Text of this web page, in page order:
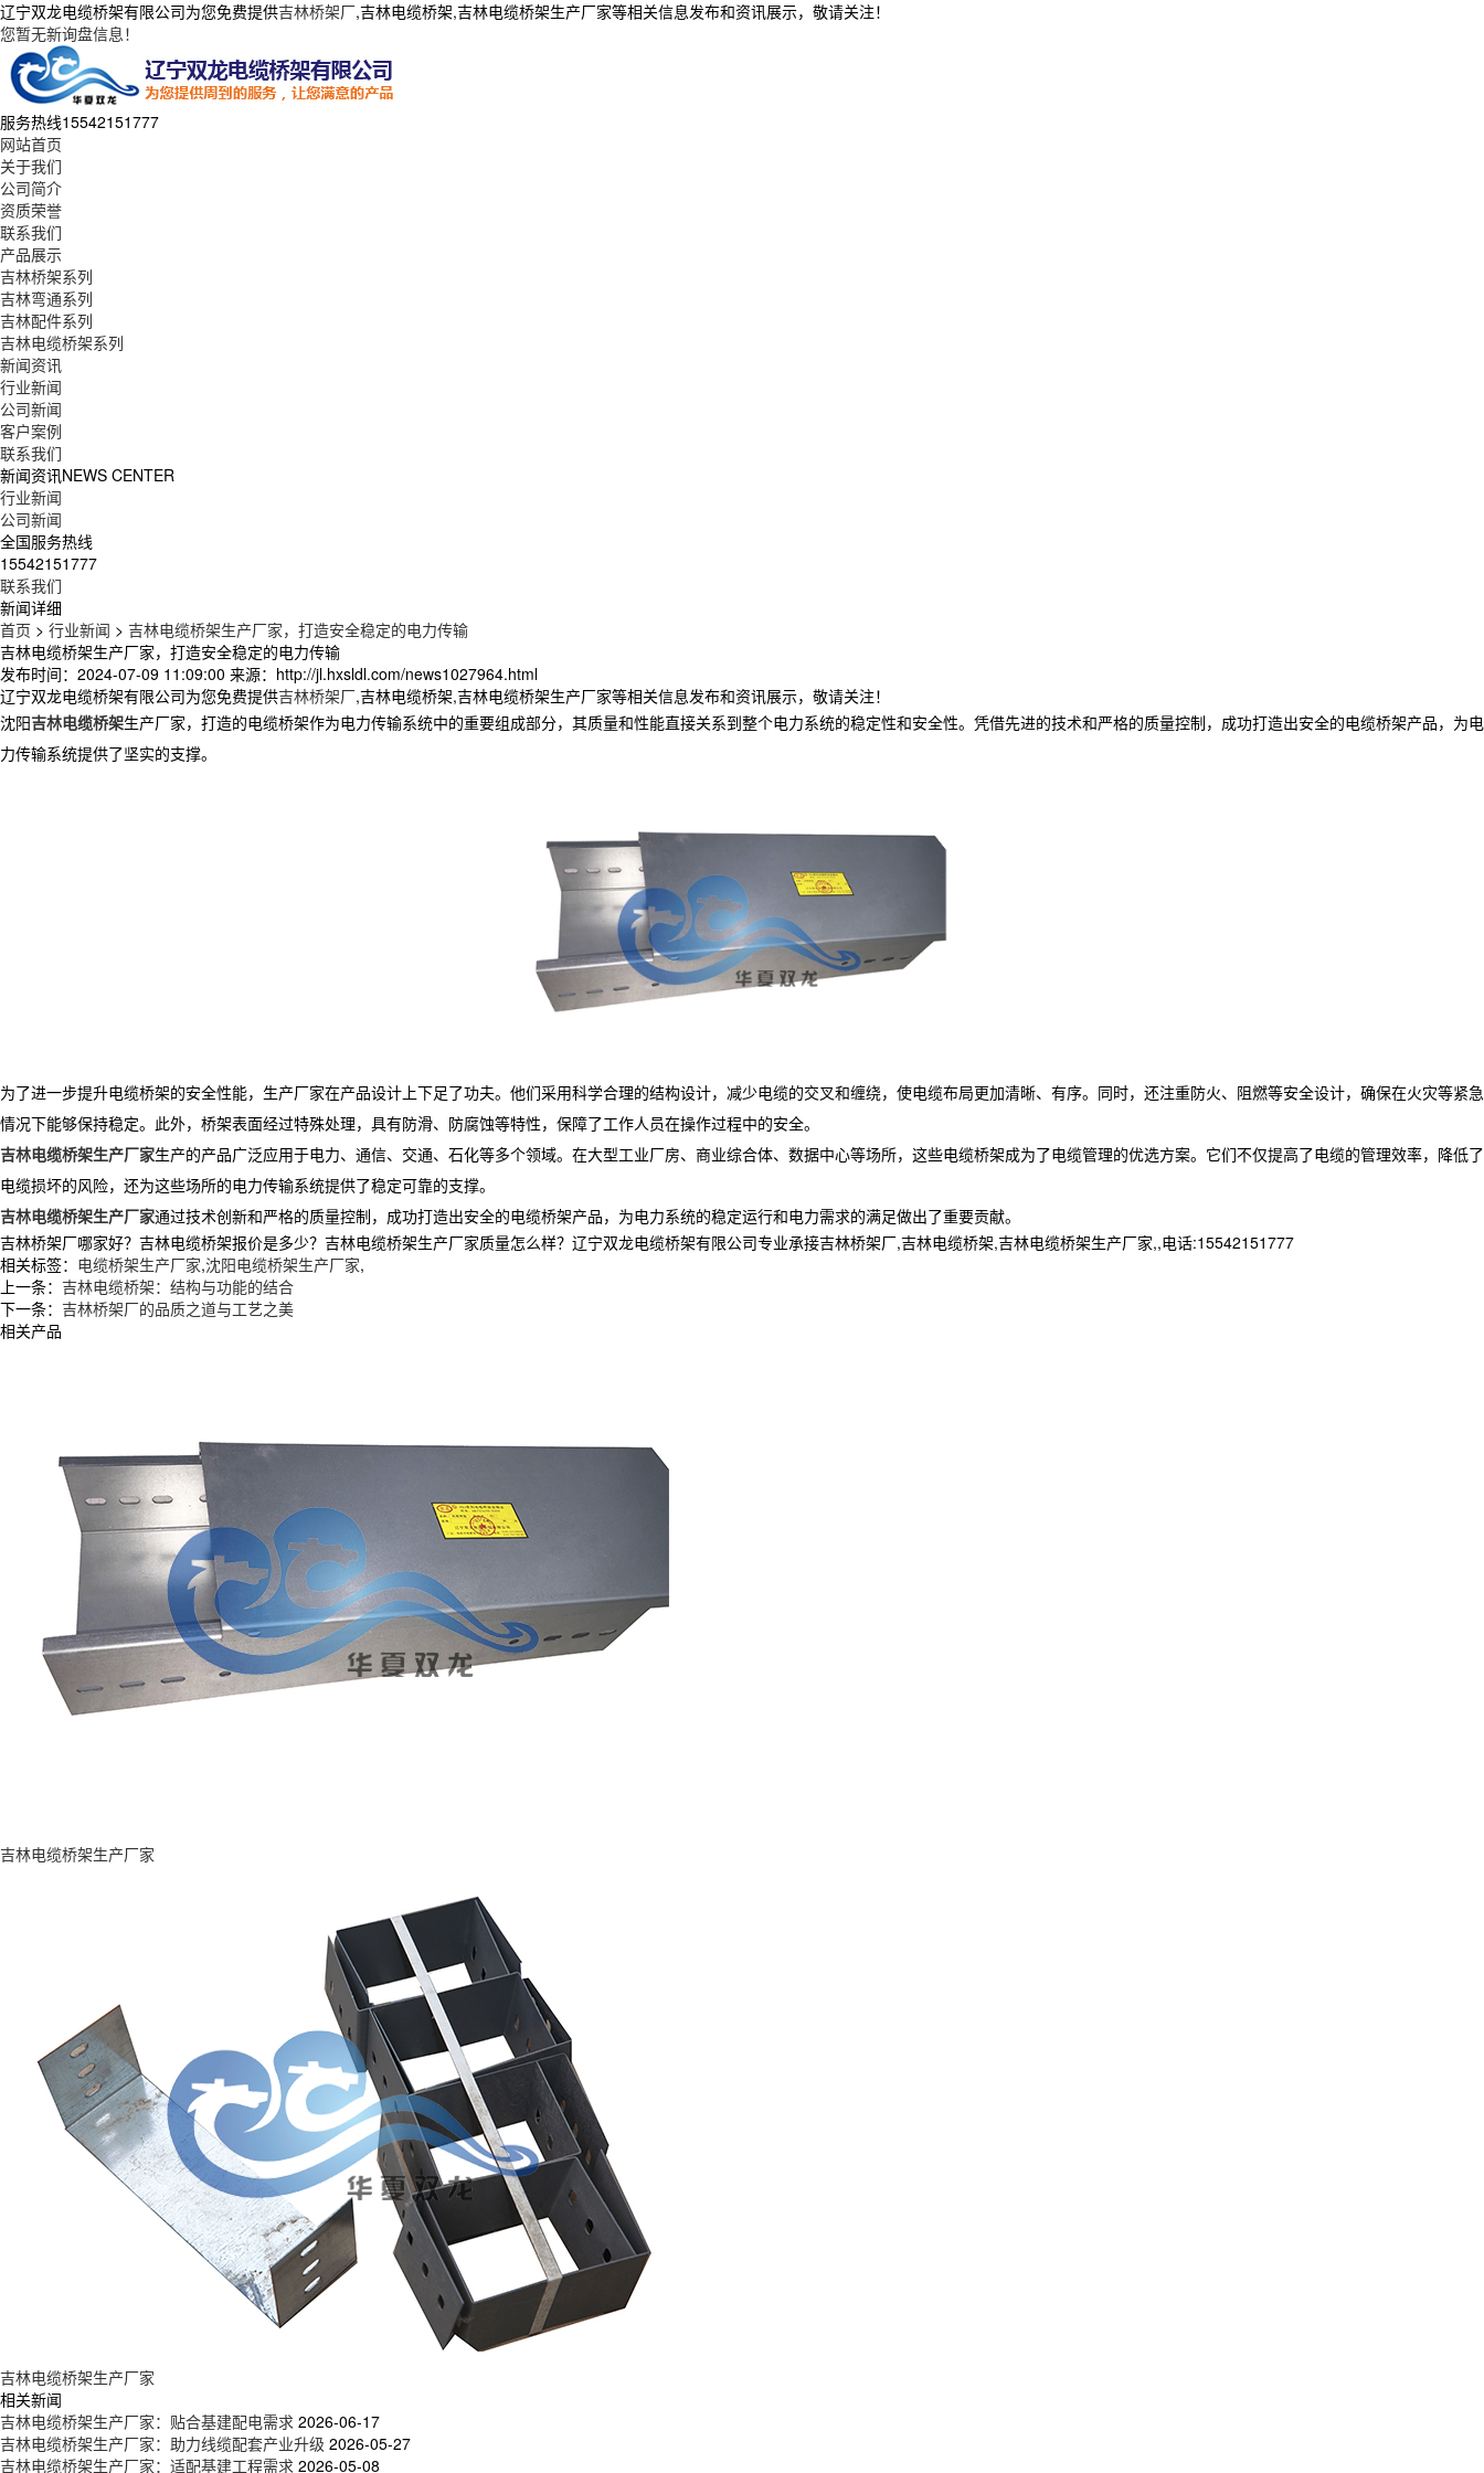
辽宁双龙电缆桥架有限公司为您免费提供吉林桥架厂,吉林电缆桥架,吉林电缆桥架生产厂家等相关信息发布和资讯展示，敬请关注！
您暂无新询盘信息！
服务热线15542151777
网站首页
关于我们
公司简介
资质荣誉
联系我们
产品展示
吉林桥架系列
吉林弯通系列
吉林配件系列
吉林电缆桥架系列
新闻资讯
行业新闻
公司新闻
客户案例
联系我们
新闻资讯NEWS CENTER
行业新闻
公司新闻
全国服务热线
15542151777
联系我们
新闻详细
首页 > 行业新闻 > 吉林电缆桥架生产厂家，打造安全稳定的电力传输
吉林电缆桥架生产厂家，打造安全稳定的电力传输
发布时间：2024-07-09 11:09:00 来源：http://jl.hxsldl.com/news1027964.html
辽宁双龙电缆桥架有限公司为您免费提供吉林桥架厂,吉林电缆桥架,吉林电缆桥架生产厂家等相关信息发布和资讯展示，敬请关注！
沈阳吉林电缆桥架生产厂家，打造的电缆桥架作为电力传输系统中的重要组成部分，其质量和性能直接关系到整个电力系统的稳定性和安全性。凭借先进的技术和严格的质量控制，成功打造出安全的电缆桥架产品，为电
力传输系统提供了坚实的支撑。
为了进一步提升电缆桥架的安全性能，生产厂家在产品设计上下足了功夫。他们采用科学合理的结构设计，减少电缆的交叉和缠绕，使电缆布局更加清晰、有序。同时，还注重防火、阻燃等安全设计，确保在火灾等紧急
情况下能够保持稳定。此外，桥架表面经过特殊处理，具有防滑、防腐蚀等特性，保障了工作人员在操作过程中的安全。
吉林电缆桥架生产厂家生产的产品广泛应用于电力、通信、交通、石化等多个领域。在大型工业厂房、商业综合体、数据中心等场所，这些电缆桥架成为了电缆管理的优选方案。它们不仅提高了电缆的管理效率，降低了
电缆损坏的风险，还为这些场所的电力传输系统提供了稳定可靠的支撑。
吉林电缆桥架生产厂家通过技术创新和严格的质量控制，成功打造出安全的电缆桥架产品，为电力系统的稳定运行和电力需求的满足做出了重要贡献。
吉林桥架厂哪家好？吉林电缆桥架报价是多少？吉林电缆桥架生产厂家质量怎么样？辽宁双龙电缆桥架有限公司专业承接吉林桥架厂,吉林电缆桥架,吉林电缆桥架生产厂家,,电话:15542151777
相关标签： 电缆桥架生产厂家,沈阳电缆桥架生产厂家,
上一条： 吉林电缆桥架：结构与功能的结合
下一条： 吉林桥架厂的品质之道与工艺之美
相关产品
吉林电缆桥架生产厂家
吉林电缆桥架生产厂家
相关新闻
吉林电缆桥架生产厂家：贴合基建配电需求 2026-06-17
吉林电缆桥架生产厂家：助力线缆配套产业升级 2026-05-27
吉林电缆桥架生产厂家：适配基建工程需求 2026-05-08